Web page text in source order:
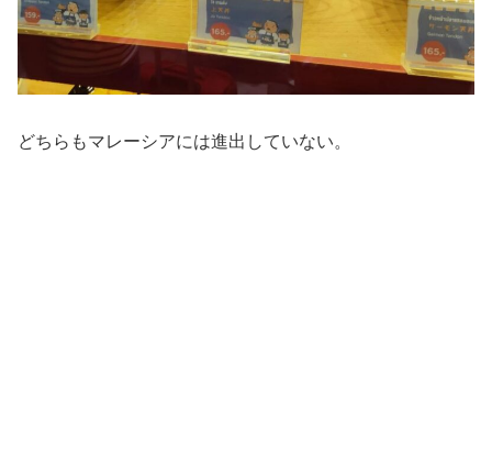
どちらもマレーシアには進出していない。